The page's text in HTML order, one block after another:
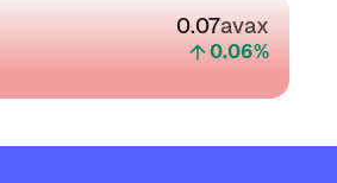
0.07avax
0.06%